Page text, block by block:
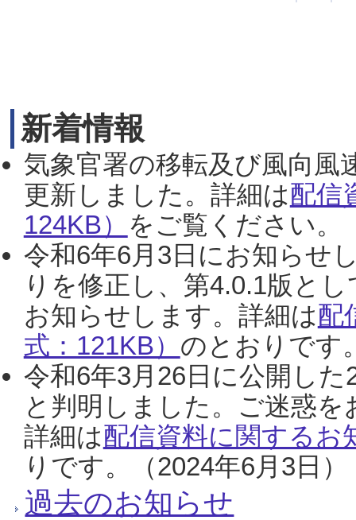
新着情報
気象官署の移転及び風向風
更新しました。詳細は配信
124KB） をご覧ください。
令和6年6月3日にお知らせ
りを修正し、第4.0.1版と
お知らせします。詳細は配
式：121KB） のとおりです
令和6年3月26日に公開し
と判明しました。ご迷惑
詳細は配信資料に関するお
りです。（2024年6月3日）
過去のお知らせ